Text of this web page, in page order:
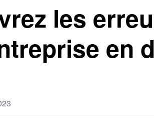
les
en